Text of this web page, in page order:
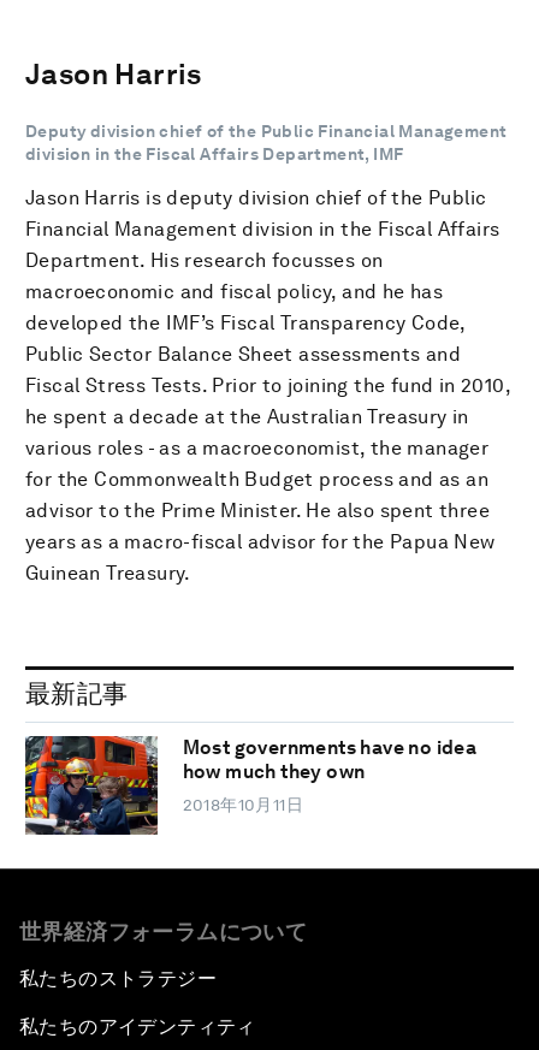
Jason Harris
Deputy division chief of the Public Financial Management
division in the Fiscal Affairs Department, IMF
Jason Harris is deputy division chief of the Public
Financial Management division in the Fiscal Affairs
Department. His research focusses on
macroeconomic and fiscal policy, and he has
developed the IMF’s Fiscal Transparency Code,
Public Sector Balance Sheet assessments and
Fiscal Stress Tests. Prior to joining the fund in 2010,
he spent a decade at the Australian Treasury in
various roles - as a macroeconomist, the manager
for the Commonwealth Budget process and as an
advisor to the Prime Minister. He also spent three
years as a macro-fiscal advisor for the Papua New
Guinean Treasury.
最新記事
Most governments have no idea
how much they own
2018年10月11日
世界経済フォーラムについて
私たちのストラテジー
私たちのアイデンティティ